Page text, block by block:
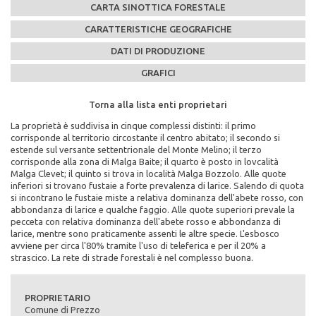
CARTA SINOTTICA FORESTALE
CARATTERISTICHE GEOGRAFICHE
DATI DI PRODUZIONE
GRAFICI
Torna alla lista enti proprietari
La proprietà è suddivisa in cinque complessi distinti: il primo
corrisponde al territorio circostante il centro abitato; il secondo si
estende sul versante settentrionale del Monte Melino; il terzo
corrisponde alla zona di Malga Baite; il quarto è posto in lovcalità
Malga Clevet; il quinto si trova in località Malga Bozzolo. Alle quote
inferiori si trovano fustaie a forte prevalenza di larice. Salendo di quota
si incontrano le fustaie miste a relativa dominanza dell'abete rosso, con
abbondanza di larice e qualche faggio. Alle quote superiori prevale la
pecceta con relativa dominanza dell'abete rosso e abbondanza di
larice, mentre sono praticamente assenti le altre specie. L'esbosco
avviene per circa l'80% tramite l'uso di teleferica e per il 20% a
strascico. La rete di strade forestali è nel complesso buona.
PROPRIETARIO
Comune di Prezzo
Torna alla lista enti proprietari
Scarica la mappa sinottica forestale del comune di
Comune di Prezzo
cliccando qui
Torna alla lista enti proprietari
Caratteristiche Stazionali:
Altitudine Minima: 500
Altitudine Massima: 1750
Altitudine Prevalente: 1401
Esposizione: nord/est, est
Caratteristiche Geologiche:
Substrato Geologico: calcari, porfido-calcari
Torna alla lista enti proprietari
PEFC n°:
PEFC/18-21-02/211
Scadenza del piano di assestamento:
2004-2013
Superficie di proprietà totale (in ettari):
796
Superficie della fustaia di produzione (in ettari):
281
abete rosso 47% abete bianco 11% larice 33% pino silvestre 1% faggio
5% altre latifoglie 3%
Torna alla lista enti proprietari
Massa legnosa ad ettaro: